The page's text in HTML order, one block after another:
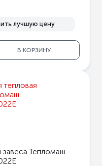
лучшую цену
В КОРЗИНУ
завеса Тепломаш